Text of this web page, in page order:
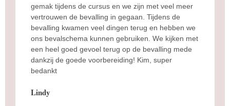
gemak tijdens de cursus en we zijn met veel meer
vertrouwen de bevalling in gegaan. Tijdens de
bevalling kwamen veel dingen terug en hebben we
ons bevalschema kunnen gebruiken. We kijken met
een heel goed gevoel terug op de bevalling mede
dankzij de goede voorbereiding! Kim, super
bedankt
Lindy